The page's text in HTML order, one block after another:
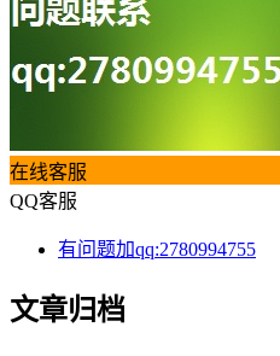
在线客服
QQ客服
有问题加qq:2780994755
文章归档